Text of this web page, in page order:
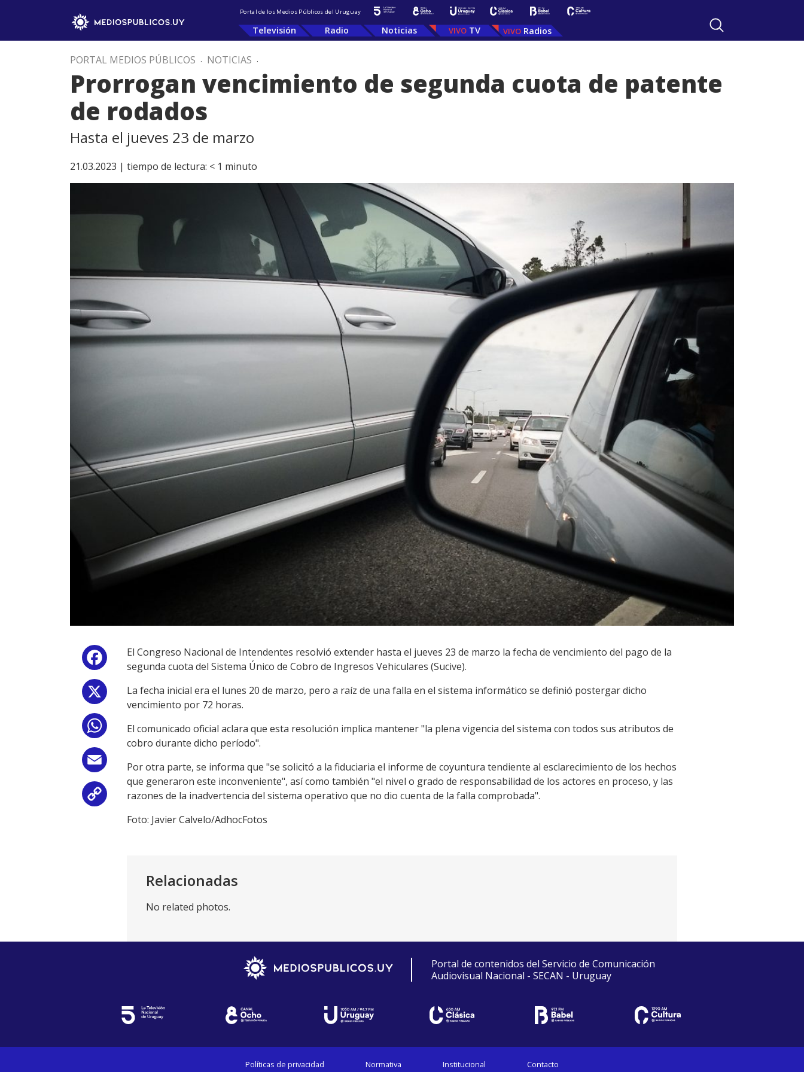
Portal de los Medios Públicos del Uruguay
Televisión Radio Noticias TV Radios
PORTAL MEDIOS PÚBLICOS . NOTICIAS .
Prorrogan vencimiento de segunda cuota de patente
de rodados
Hasta el jueves 23 de marzo
21.03.2023 | tiempo de lectura: < 1 minuto
Facebook
WhatsApp
Email
Copy
Link
El Congreso Nacional de Intendentes resolvió extender hasta el jueves 23 de marzo la fecha de vencimiento del pago de la
segunda cuota del Sistema Único de Cobro de Ingresos Vehiculares (Sucive).
La fecha inicial era el lunes 20 de marzo, pero a raíz de una falla en el sistema informático se definió postergar dicho
vencimiento por 72 horas.
El comunicado oficial aclara que esta resolución implica mantener "la plena vigencia del sistema con todos sus atributos de
cobro durante dicho período".
Por otra parte, se informa que "se solicitó a la fiduciaria el informe de coyuntura tendiente al esclarecimiento de los hechos
que generaron este inconveniente", así como también "el nivel o grado de responsabilidad de los actores en proceso, y las
razones de la inadvertencia del sistema operativo que no dio cuenta de la falla comprobada".
Foto: Javier Calvelo/AdhocFotos
Relacionadas
No related photos.
Portal de contenidos del Servicio de Comunicación
Audiovisual Nacional - SECAN - Uruguay
Políticas de privacidad Normativa Institucional Contacto